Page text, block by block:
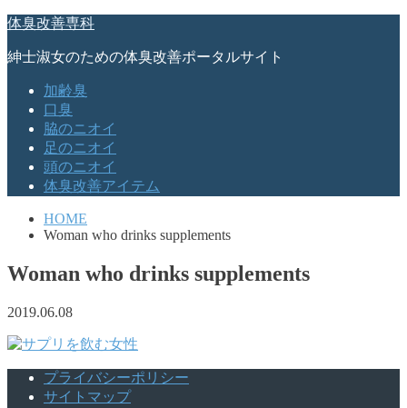
体臭改善専科
紳士淑女のための体臭改善ポータルサイト
加齢臭
口臭
脇のニオイ
足のニオイ
頭のニオイ
体臭改善アイテム
HOME
Woman who drinks supplements
Woman who drinks supplements
2019.06.08
プライバシーポリシー
サイトマップ